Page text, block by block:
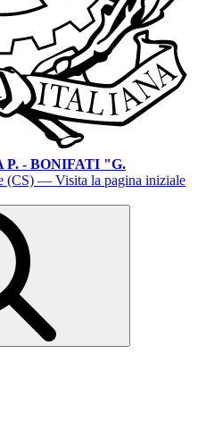
P. - BONIFATI "G.
(CS) — Visita la pagina iniziale